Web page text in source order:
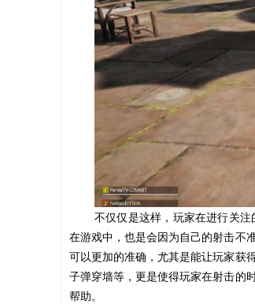
不仅仅是这样，玩家在进行关
在游戏中，也是会因为自己的射击不
可以更加的准确，尤其是能让玩家获
子弹穿墙等，更是使得玩家在射击的
帮助。